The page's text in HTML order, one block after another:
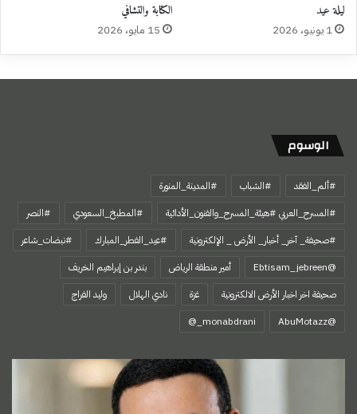
ليلة عيد
1 يونيو، 2026
الكتابة والتشافي
15 مايو، 2026
الوسوم
#ألم_الفقد #الشباب
#المدينة_المنورة
#المسرح_العربي #هيئة_المسرح_والفنون_الأدائية
#المطبخ_السعودي
#النصر
#صحيفة_ آخر_ أخبار_ الأرض _ الإلكترونية
#عيد_الفطر_المبارك
#نبضات_شاعر
@Ebtisam_jebreen
أمير منطقة الرياض
بندر بن إبراهيم الخريف
صحيفة اخر اخبار الأرض الالكترونية
غزة نادي الهلال
وليد الفراج
‏@AbuMotazz